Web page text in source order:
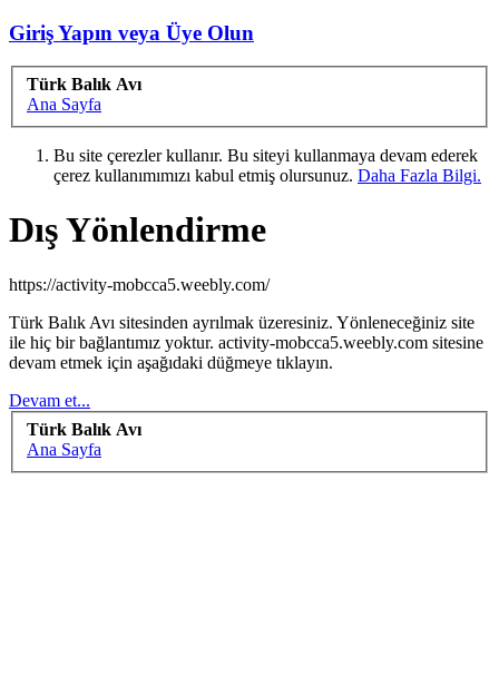
Giriş Yapın veya Üye Olun
Türk Balık Avı
Ana Sayfa
Bu site çerezler kullanır. Bu siteyi kullanmaya devam ederek
çerez kullanımımızı kabul etmiş olursunuz. Daha Fazla Bilgi.
Dış Yönlendirme
https://activity-mobcca5.weebly.com/
Türk Balık Avı sitesinden ayrılmak üzeresiniz. Yönleneceğiniz site
ile hiç bir bağlantımız yoktur. activity-mobcca5.weebly.com sitesine
devam etmek için aşağıdaki düğmeye tıklayın.
Devam et...
Türk Balık Avı
Ana Sayfa